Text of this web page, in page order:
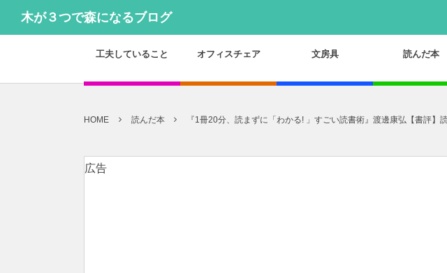
木が３つで森になるブログ
工夫していること オフィスチェア 文房具 読んだ本
HOME 読んだ本 『1冊20分、読まずに「わかる! 」すごい読書術』渡邊康弘【書評】
広告